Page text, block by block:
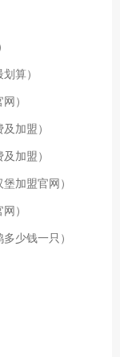
算）
）
加盟）
加盟）
加盟官网）
）
少钱一只）